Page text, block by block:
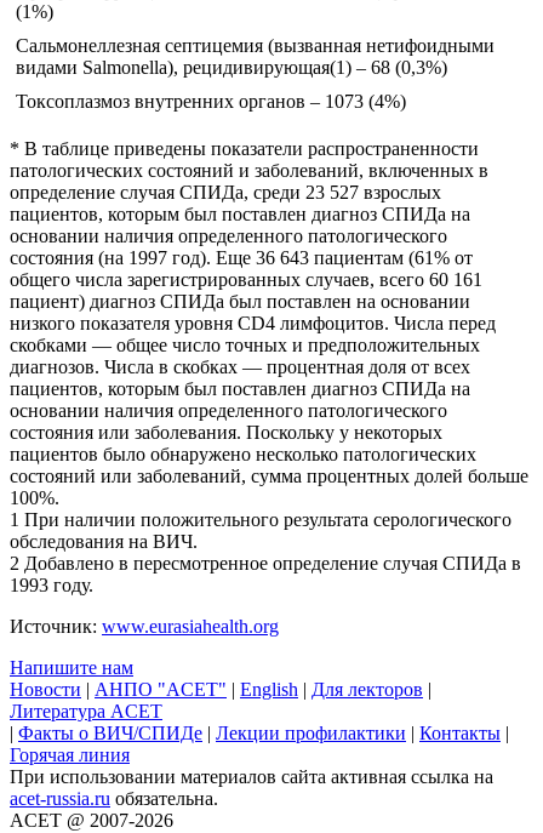
(1%)
Сальмонеллезная септицемия (вызванная нетифоидными
видами Salmonella), рецидивирующая(1) – 68 (0,3%)
Токсоплазмоз внутренних органов – 1073 (4%)
* В таблице приведены показатели распространенности
патологических состояний и заболеваний, включенных в
определение случая СПИДа, среди 23 527 взрослых
пациентов, которым был поставлен диагноз СПИДа на
основании наличия определенного патологического
состояния (на 1997 год). Еще 36 643 пациентам (61% от
общего числа зарегистрированных случаев, всего 60 161
пациент) диагноз СПИДа был поставлен на основании
низкого показателя уровня CD4 лимфоцитов. Числа перед
скобками — общее число точных и предположительных
диагнозов. Числа в скобках — процентная доля от всех
пациентов, которым был поставлен диагноз СПИДа на
основании наличия определенного патологического
состояния или заболевания. Поскольку у некоторых
пациентов было обнаружено несколько патологических
состояний или заболеваний, сумма процентных долей больше
100%.
1 При наличии положительного результата серологического
обследования на ВИЧ.
2 Добавлено в пересмотренное определение случая СПИДа в
1993 году.
Источник: www.eurasiahealth.org
Напишите нам
Новости | АНПО "ACET" | English | Для лекторов |
Литература ACET
| Факты о ВИЧ/СПИДе | Лекции профилактики | Контакты |
Горячая линия
При использовании материалов сайта активная ссылка на
acet-russia.ru обязательна.
ACET @ 2007-2026